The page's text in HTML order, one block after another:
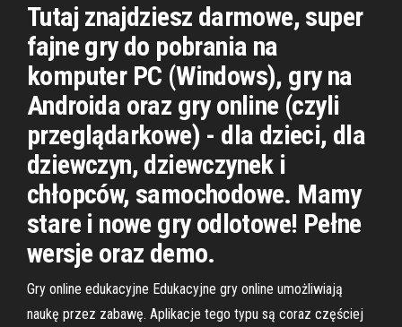
Tutaj znajdziesz darmowe, super
fajne gry do pobrania na
komputer PC (Windows), gry na
Androida oraz gry online (czyli
przeglądarkowe) - dla dzieci, dla
dziewczyn, dziewczynek i
chłopców, samochodowe. Mamy
stare i nowe gry odlotowe! Pełne
wersje oraz demo.
Gry online edukacyjne Edukacyjne gry online umożliwiają
naukę przez zabawę. Aplikacje tego typu są coraz częściej